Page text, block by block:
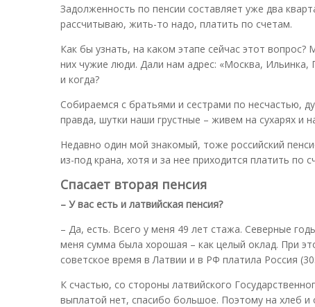
Задолженность по пенсии составляет уже два
рассчитываю, жить-то надо, платить по счетам.
Как бы узнать, на каком этапе сейчас этот
них чужие люди. Дали нам адрес: «Москва,
и когда?
Собираемся с братьями и сестрами по несчастью,
правда, шутки наши грустные – живем на сухарях и
Недавно один мой знакомый, тоже российский
из-под крана, хотя и за нее приходится платить по
Спасает вторая пенсия
– У вас есть и латвийская пенсия?
– Да, есть. Всего у меня 49 лет стажа. Северные
меня сумма была хорошая – как целый оклад. При
советское время в Латвии и в РФ платила Россия
К счастью, со стороны латвийского
выплатой нет, спасибо большое. Поэтому на хлеб